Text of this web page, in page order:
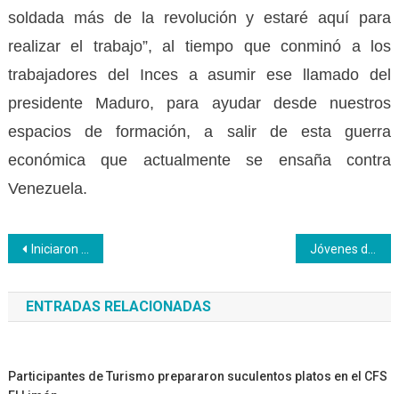
soldada más de la revolución y estaré aquí para
realizar el trabajo”, al tiempo que conminó a los
trabajadores del Inces a asumir ese llamado del
presidente Maduro, para ayudar desde nuestros
espacios de formación, a salir de esta guerra
económica que actualmente se ensaña contra
Venezuela.
Navegación
de
entradas
Iniciaron las audiciones para el festival: “Tu Voz Inces; ven y expresa tu talento”
ENTRADAS RELACIONADAS
Participantes de Turismo prepararon suculentos platos en el CFS